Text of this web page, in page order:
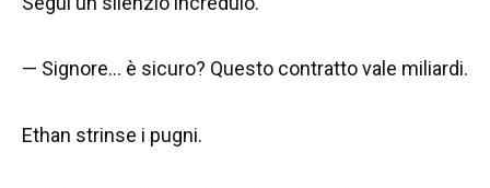
— Signore… è sicuro? Questo contratto vale miliardi.
Ethan strinse i pugni.